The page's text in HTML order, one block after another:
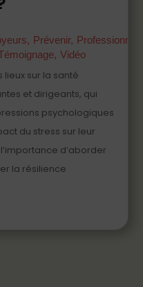
Prévenir Professionnels
Vidéo
lieux sur la santé
et dirigeants, qui
psychologiques
du stress sur leur
d’aborder
la résilience